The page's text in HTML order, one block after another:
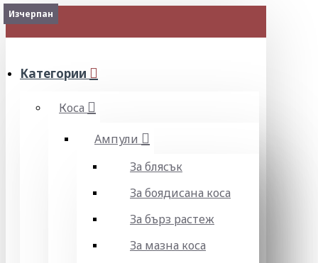
МЕНЮ
Категории
Коса
Ампули
За блясък
За боядисана коса
За бърз растеж
За мазна коса
Изчерпан
Изчерпан